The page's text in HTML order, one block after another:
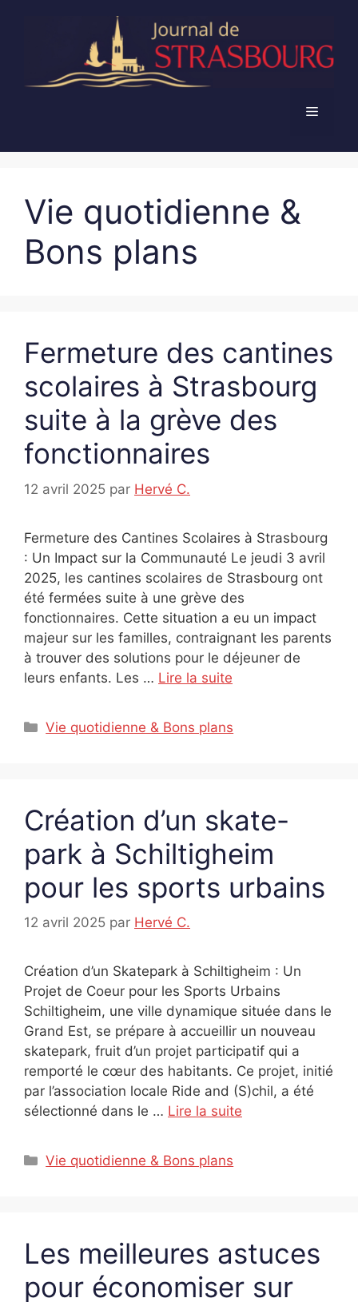
Menu
Vie quotidienne &
Bons plans
Fermeture des cantines
scolaires à Strasbourg
suite à la grève des
fonctionnaires
12 avril 2025 par Hervé C.
Fermeture des Cantines Scolaires à Strasbourg
: Un Impact sur la Communauté Le jeudi 3 avril
2025, les cantines scolaires de Strasbourg ont
été fermées suite à une grève des
fonctionnaires. Cette situation a eu un impact
majeur sur les familles, contraignant les parents
à trouver des solutions pour le déjeuner de
leurs enfants. Les … Lire la suite
Catégories
Vie quotidienne & Bons plans
Création d’un skate-
park à Schiltigheim
pour les sports urbains
12 avril 2025 par Hervé C.
Création d’un Skatepark à Schiltigheim : Un
Projet de Coeur pour les Sports Urbains
Schiltigheim, une ville dynamique située dans le
Grand Est, se prépare à accueillir un nouveau
skatepark, fruit d’un projet participatif qui a
remporté le cœur des habitants. Ce projet, initié
par l’association locale Ride and (S)chil, a été
sélectionné dans le … Lire la suite
Catégories
Vie quotidienne & Bons plans
Les meilleures astuces
pour économiser sur